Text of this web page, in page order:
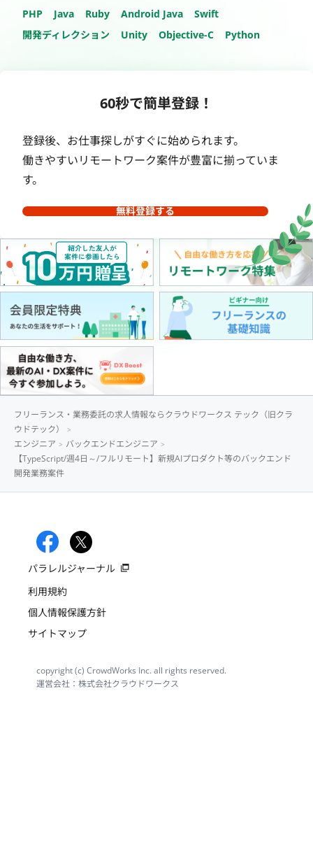
PHP Java Ruby Android Java
Swift
開発ディレクション
Unity Objective-C Python
60秒で簡単登録！
登録後、お仕事探しがすぐに始められます。
働きやすいリモートワーク案件が豊富に揃っていま
す。
無料登録する
フリーランス・業務委託の求人情報ならクラウドワークス テック（旧クラ
ウドテック）
エンジニア
バックエンドエンジニア
【TypeScript/週4日～/フルリモート】新規AIプロダクト等のバックエンド
開発業務案件
パラレルジャーナル
利用規約
個人情報保護方針
サイトマップ
copyright (c) CrowdWorks Inc. all rights reserved.
運営会社：株式会社クラウドワークス